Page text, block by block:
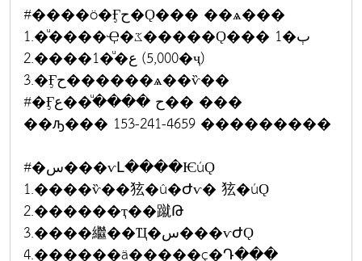
#����ö�Ӻح�Ǫ��� ��ѧ���
1.�ͧ����Ҿ�ػ�����Ǫ��� 1�ٻ
2.����1�ͧ�ع (5,000�ҷ)
3.�Ӻح������ѧ��ѷ��
#�Ӻح �����ͧ�ع�� ���
��ԡ��� 153-241-4659 ���������
#�س���ѵԼ����ѤúǪ
1.����ѷ��㹡�û�Ժѵ� 㹡�úǪ
2.������ҭ��蹴Թ
3.����繼��Ҵ�س���ѵԺǪ
4.������ä�����ç�Դ���